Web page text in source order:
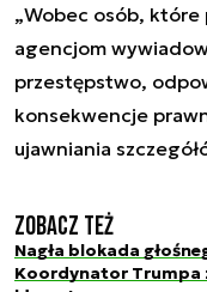
„Wobec osób, które
agencjom
przestępstwo,
konsekwencje
ujawniania
Zobacz też
Nagła blokada
Koordynator Trumpa